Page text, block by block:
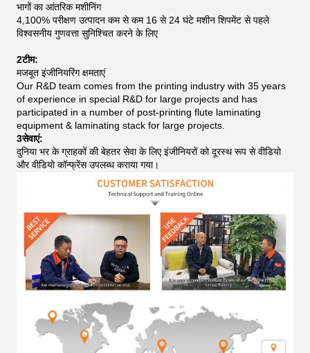
भागों का आंतरिक मशीनिंग
4,100% परीक्षण उत्पादन कम से कम 16 से 24 घंटे मशीन शिपमेंट से पहले
विश्वसनीय गुणवत्ता सुनिश्चित करने के लिए
2टीम:
मजबूत इंजीनियरिंग क्षमताएं
Our R&D team comes from the printing industry with 35 years
of experience in special R&D for large projects and has
participated in a number of post-printing flute laminating
equipment & laminating stack for large projects.
3सेवाएं:
दुनिया भर के ग्राहकों की बेहतर सेवा के लिए इंजीनियरों को दूरस्थ रूप से वीडियो
और वीडियो कॉन्फ्रेंस उपलब्ध कराया गया।